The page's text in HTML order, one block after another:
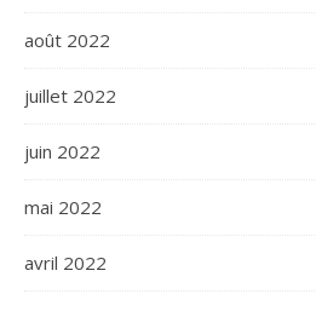
août 2022
juillet 2022
juin 2022
mai 2022
avril 2022